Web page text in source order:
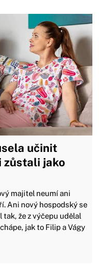
učinit
zůstali jako
majitel neumí ani
Ani nový hospodský se
že z výčepu udělal
jak to Filip a Vágy